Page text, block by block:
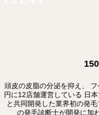
頭皮の皮脂の分泌を抑え、
円に12店舗運営している 日
と共同開発した業界初の発
の発毛診断士が開発に加